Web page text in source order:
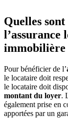
Quelles
l’assurance
immobilière
Pour bénéficier de l’
le locataire doit
le locataire doit
montant du loyer.
également prise en
apportées par un